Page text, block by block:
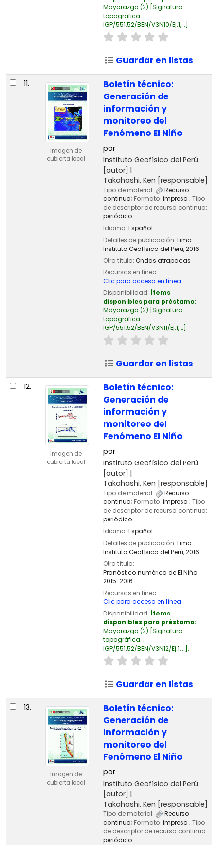
Mayorazgo (2) Signatura
topográfica:
IGP/551.52/BEN/V3N10/Ej.1, .. .
Guardar en listas
11.
Imagen de
cubierta local
Boletín técnico:
Generación de
información y
monitoreo del
Fenómeno El Niño
por
Instituto Geofísico del Perú
[autor]
Takahashi, Ken [responsable]
Tipo de material:
Recurso
continuo; Formato: impreso ; Tipo
de descriptor de recurso continuo:
periódico
Idioma: Español
Detalles de publicación: Lima:
Instituto Geofísico del Perú,2016-
Otro título: Ondas atrapadas
Recursos en línea:
Clic para acceso en línea
Disponibilidad: Ítems
disponibles para préstamo:
Mayorazgo (2) Signatura
topográfica:
IGP/551.52/BEN/V3N11/Ej.1, .. .
Guardar en listas
12.
Imagen de
cubierta local
Boletín técnico:
Generación de
información y
monitoreo del
Fenómeno El Niño
por
Instituto Geofísico del Perú
[autor]
Takahashi, Ken [responsable]
Tipo de material:
Recurso
continuo; Formato: impreso ; Tipo
de descriptor de recurso continuo:
periódico
Idioma: Español
Detalles de publicación: Lima:
Instituto Geofísico del Perú,2016-
Otro título:
Pronóstico numérico de El Niño
2015-2016
Recursos en línea:
Clic para acceso en línea
Disponibilidad: Ítems
disponibles para préstamo:
Mayorazgo (2) Signatura
topográfica:
IGP/551.52/BEN/V3N12/Ej.1, .. .
Guardar en listas
13.
Imagen de
cubierta local
Boletín técnico:
Generación de
información y
monitoreo del
Fenómeno El Niño
por
Instituto Geofísico del Perú
[autor]
Takahashi, Ken [responsable]
Tipo de material:
Recurso
continuo; Formato: impreso ; Tipo
de descriptor de recurso continuo:
periódico